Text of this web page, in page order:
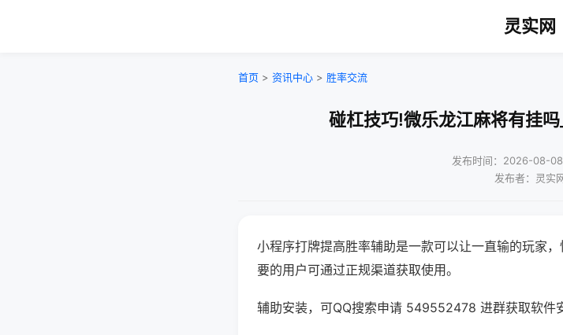
灵实网
首页 > 资讯中心 > 胜率交流
碰杠技巧!微乐龙江麻将有挂
发布时间：2026-08-08
发布者：灵实
小程序打牌提高胜率辅助是一款可以让一直输的玩家
要的用户可通过正规渠道获取使用。
辅助安装，可QQ搜索申请 549552478 进群获取软件